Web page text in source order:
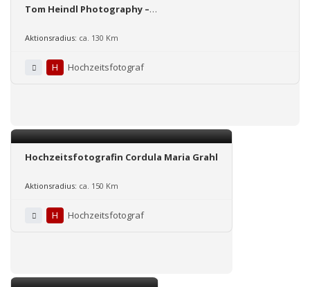
Tom Heindl Photography –
Aktionsradius: ca. 130 Km
H Hochzeitsfotograf
Hochzeitsfotografin Cordula Maria Grahl
Aktionsradius: ca. 150 Km
H Hochzeitsfotograf